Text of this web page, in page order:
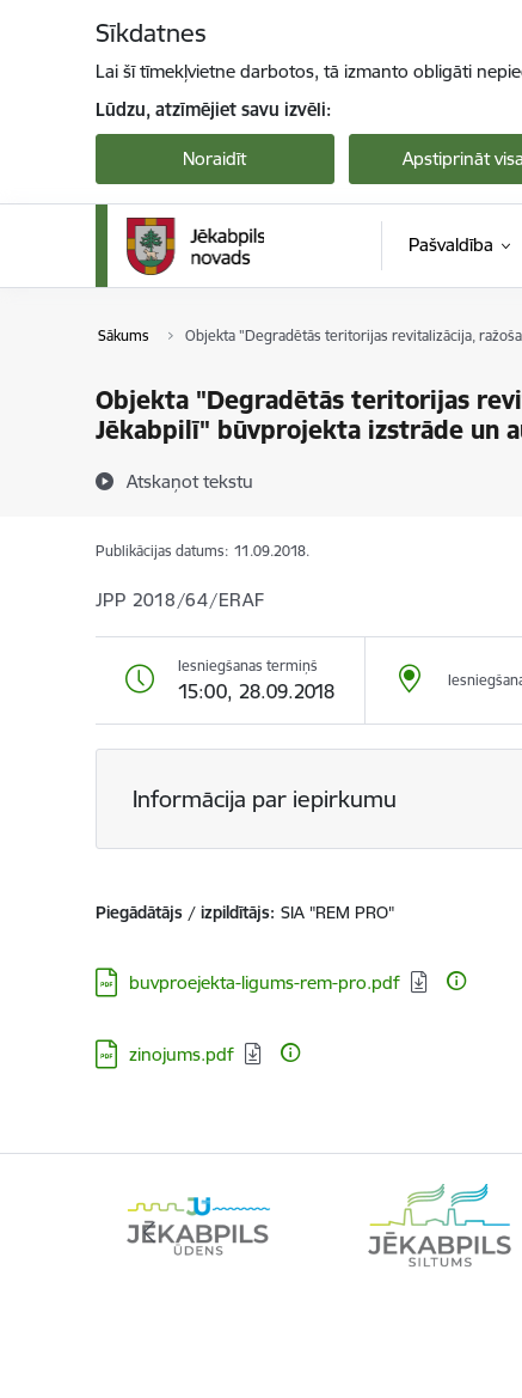
Sīkdatnes
Lai šī tīmekļvietne darbotos, tā izmanto obligāti
Lūdzu, atzīmējiet savu izvēli:
Noraidīt Apstiprināt
Pašvaldība
Sākums Objekta "Degradētās teritorijas revitalizācija,
Objekta "Degradētās teritorijas
Jēkabpilī" būvprojekta izstrāde un
Atskaņot tekstu
Publikācijas datums: 11.09.2018.
JPP 2018/64/ERAF
Iesniegšanas termiņš
15:00, 28.09.2018
Informācija par iepirkumu
Piegādātājs / izpildītājs: SIA "REM PRO"
Lejupielādēt:
buvproejekta-ligums-rem-pro.pdf
Lejupielādēt:
zinojums.pdf